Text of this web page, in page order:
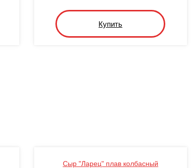
Купить
Сыр "Ларец" плав колбасный